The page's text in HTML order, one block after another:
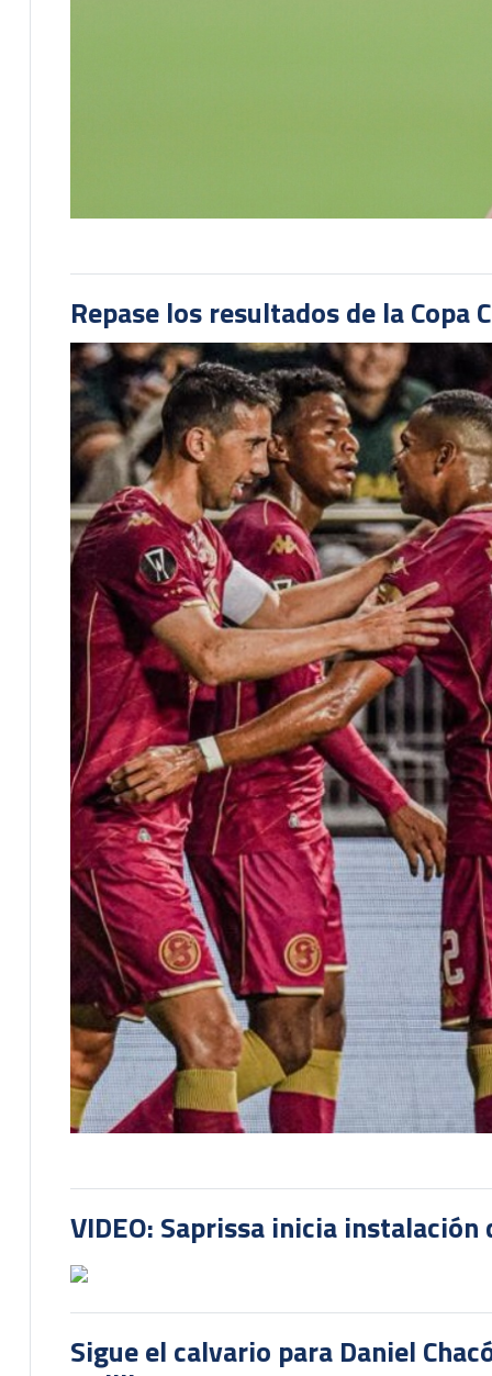
Repase los resultados de la Copa
VIDEO: Saprissa inicia
Sigue el calvario para Daniel